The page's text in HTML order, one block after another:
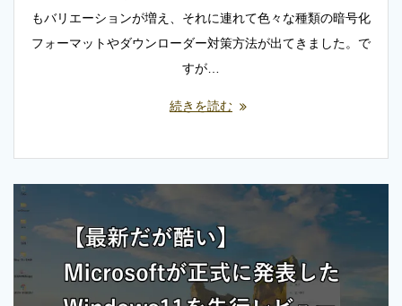
もバリエーションが増え、それに連れて色々な種類の暗号化
フォーマットやダウンローダー対策方法が出てきました。で
すが…
続きを読む